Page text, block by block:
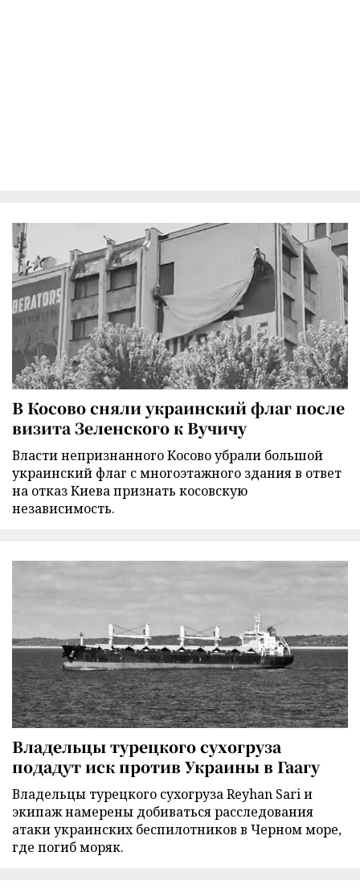
В Косово сняли украинский флаг после
визита Зеленского к Вучичу
Власти непризнанного Косово убрали большой
украинский флаг с многоэтажного здания в ответ
на отказ Киева признать косовскую
независимость.
Владельцы турецкого сухогруза
подадут иск против Украины в Гаагу
Владельцы турецкого сухогруза Reyhan Sari и
экипаж намерены добиваться расследования
атаки украинских беспилотников в Черном море,
где погиб моряк.